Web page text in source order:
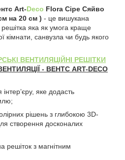
Art-Deco Flora Сіре Сяйво
на 20 см ) - це вишукана
яка як умога краще
кімнати, санвузла чи будь якого
ВЕНТИЛЯЦІЙНІ РЕШІТКИ
- ВЕНТС ART-DECO
яке додасть
рішень з глибокою 3D-
створення досконалих
решіток з магнітним